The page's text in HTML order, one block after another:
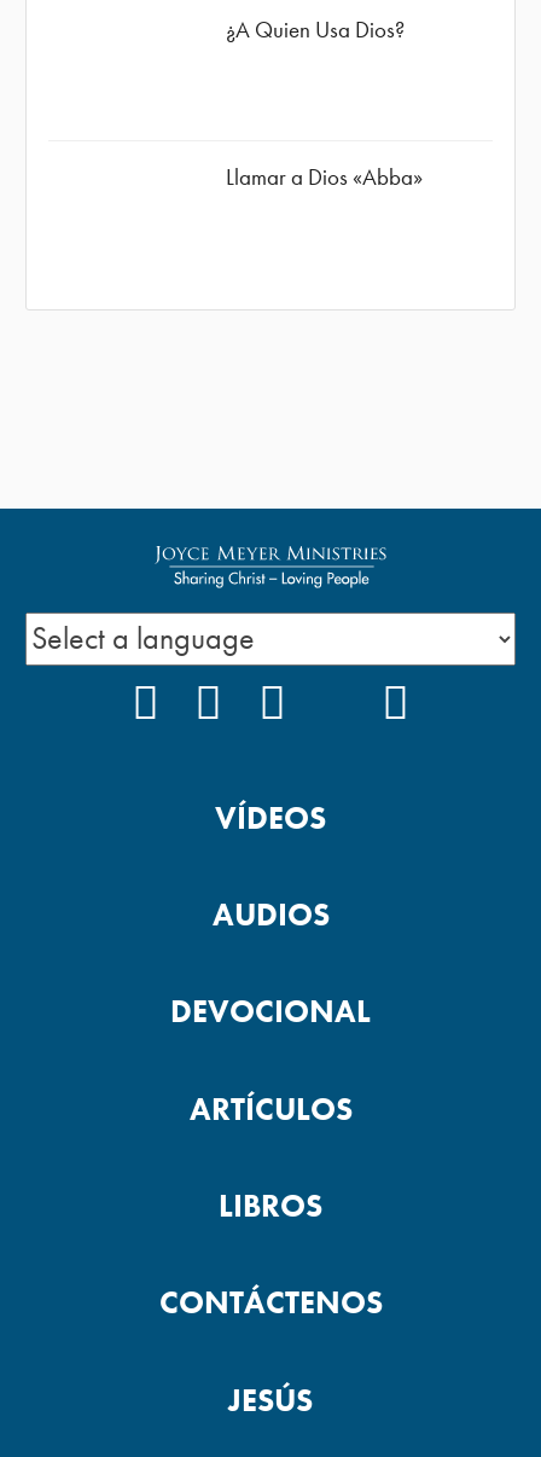
¿A Quien Usa Dios?
Llamar a Dios «Abba»
VÍDEOS
AUDIOS
DEVOCIONAL
ARTÍCULOS
LIBROS
CONTÁCTENOS
JESÚS